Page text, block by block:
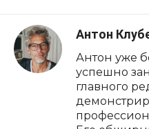
Антон
Антон уже
успешно
главного